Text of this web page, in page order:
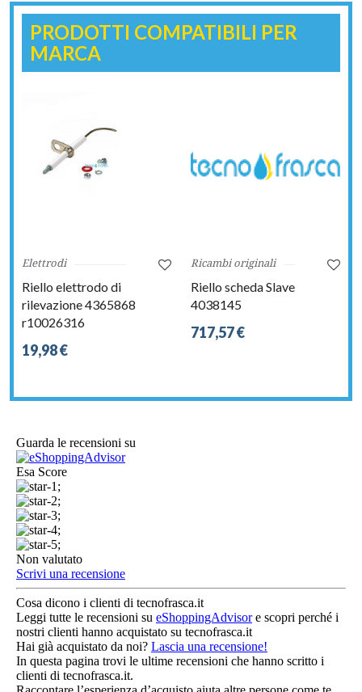
PRODOTTI COMPATIBILI PER
MARCA
Elettrodi
Riello elettrodo di
rilevazione 4365868
r10026316
19,98 €
Ricambi originali
Riello scheda Slave
4038145
717,57 €